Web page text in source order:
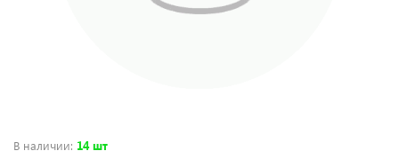
В наличии: 14 шт